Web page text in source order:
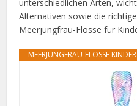
unterschiedlichen Arten,
Alternativen sowie die
Meerjungfrau-Flosse für
MEERJUNGFRAU-FLOSSE